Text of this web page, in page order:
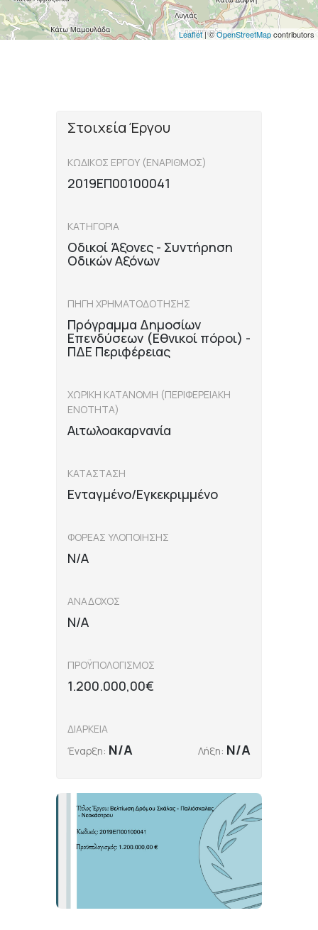
Leaflet| ©OpenStreetMapcontributors
Στοιχεία Έργου
ΚΩΔΙΚΟΣ ΕΡΓΟΥ (ΕΝΑΡΙΘΜΟΣ)
2019ΕΠ00100041
ΚΑΤΗΓΟΡΙΑ
Οδικοί Άξονες - Συντήρηση
Οδικών Αξόνων
ΠΗΓΗ ΧΡΗΜΑΤΟΔΟΤΗΣΗΣ
Πρόγραμμα Δημοσίων
Επενδύσεων (Εθνικοί πόροι) -
ΠΔΕ Περιφέρειας
ΧΩΡΙΚΗ ΚΑΤΑΝΟΜΗ (ΠΕΡΙΦΕΡΕΙΑΚΗ
ΕΝΟΤΗΤΑ)
Αιτωλοακαρνανία
ΚΑΤΑΣΤΑΣΗ
Ενταγμένο/Εγκεκριμμένο
ΦΟΡΕΑΣ ΥΛΟΠΟΙΗΣΗΣ
N/A
ΑΝΑΔΟΧΟΣ
N/A
ΠΡΟΫΠΟΛΟΓΙΣΜΟΣ
1.200.000,00€
ΔΙΑΡΚΕΙΑ
Έναρξη: N/A Λήξη: N/A